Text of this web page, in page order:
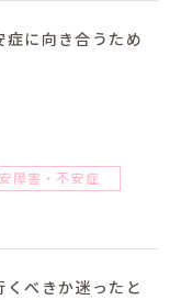
症に向き合うため
障害・不安症
くべきか迷ったと